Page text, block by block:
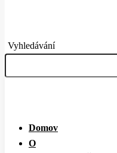
Vyhledávání
Domov
O